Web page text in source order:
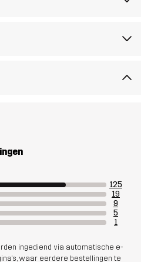
(Gerecycled), 5%
gerecyclede materialen
HARDLOPEN EN TRAINING
125
19
9
5
1
ingediend via automatische e-
waar eerdere bestellingen te